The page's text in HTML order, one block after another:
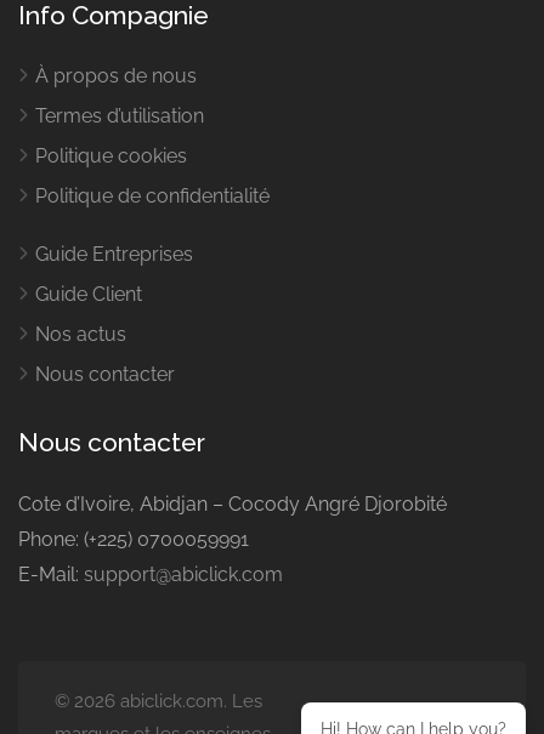
Info Compagnie
À propos de nous
Termes d’utilisation
Politique cookies
Politique de confidentialité
Guide Entreprises
Guide Client
Nos actus
Nous contacter
Nous contacter
Cote d’Ivoire, Abidjan – Cocody Angré Djorobité
Phone: (+225) 0700059991
E-Mail: support@abiclick.com
© 2026 abiclick.com. Les
Hi! How can I help you?